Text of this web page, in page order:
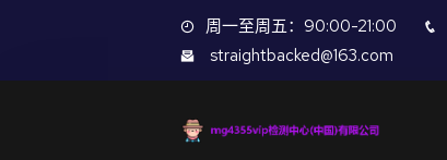
周一至周五：90:00-21:00
straightbacked@163.com